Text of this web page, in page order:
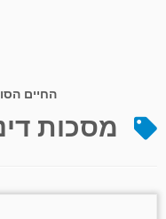
החיים
מסכות